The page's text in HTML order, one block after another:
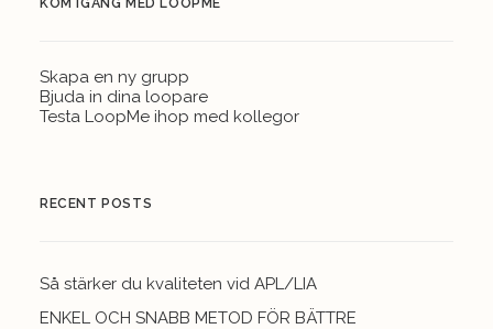
KOM IGÅNG MED LOOPME
Skapa en ny grupp
Bjuda in dina loopare
Testa LoopMe ihop med kollegor
RECENT POSTS
Så stärker du kvaliteten vid APL/LIA
ENKEL OCH SNABB METOD FÖR BÄTTRE